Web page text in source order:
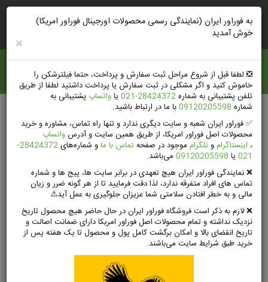
به فوراور ایران (نمایندگی رسمی محصولات اورجینال فوراور امریکا)
خوش آمدید
×
❎️ لطفا قبل از شروع مراحل ثبت سفارش و پرداخت، حتما فیلترشکن را
خاموش کنید و اگر مشکلی در ثبت سفارش یا پرداخت داشتید لطفا از طریق
تلفن پشتیبانی به شماره28424372-021 یاواتساپ پشتیبانی به
شماره 09120205598با ما در ارتباط باشید.
✅ فوراور ایران شعبه و سایت دیگری ندارد و تنها راه تماس، مشاوره و خرید
محصولات اصل فوراور امریکا، از طریق همین سایت و آدرس واتساپ
، اینستاگرامو تلگرام موجود در صفحه تماس با ماو شماره‌های
28424372-
021 یا 09120205598 می‌باشد.
❌ نمایندگی فوراور ایران هیچ تعهدی در برابر سایت ها، پیج ها و شماره
تماس های افراد متفرقه ندارد، لذا دقت فرمایید تا از هر گونه ضرر و زیان
مالی و به خطر افتادن سلامتی شما عزیزان جلوگیری به عمل آید⚠️
❌ لازم به ذکر است فروشگاه فوراور ایران در حال حاضر هیچ محصول تاریخ
نزدیک نداشته و تمام محصولات اصل فوراور امریکا دارای ضمانت اصالت و
تاریخ انقضای بالا و امکان برگشت کامل پول و محصول تا یک هفته پس از
خرید طبق شرایط سایت می‌باشند.
صفحه اصلی محصولات فوراور لیوینگ امریکا
محصولات فوراور لیوینگ امریکا
لیست کامل محصولات فوراور در فوراور ایران | جهت مشاهده قیمت محصولات
فوراور می توانید روی تک تک محصولات کلیک کنید.
محصولات فوراور لیوینگ آمریکابه عنوان یکی از بزرگ‌ترین تولیدکنندگان
محصولات بهداشتی، آرایشی و مکمل‌های غذایی طبیعی در دنیا شناخته می‌شود.
این شرکت که در سال ۱۹۷۸ تأسیس شده است، بر پایه اصول سلامت، کیفیت و
رضایت مشتری بنا شده و محصولاتش به دلیل استفاده از مواد طبیعی و تمرکز بر
حفظ سلامتی، جایگاه ویژه‌ای در میان مصرف‌کنندگان سراسر جهان پیدا کرده